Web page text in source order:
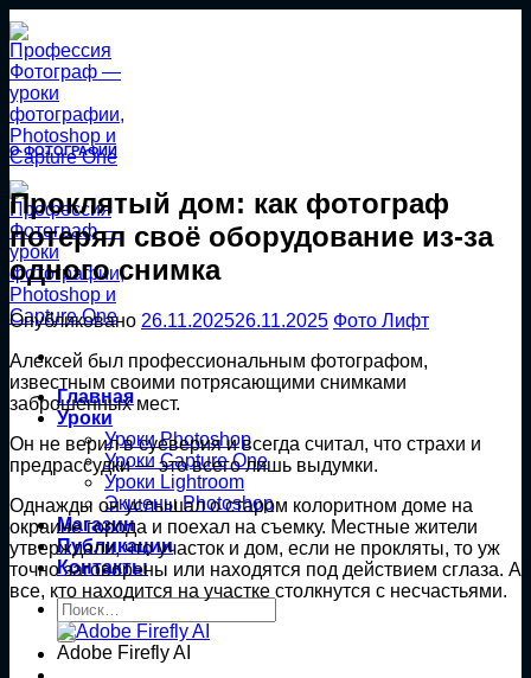
Перейти
к
содержанию
Главная
Уроки
Уроки Photoshop
Уроки Capture One
Уроки Lightroom
Экшены Photoshop
Магазин
Публикации
Контакты
Искать:
О ФОТОГРАФИИ
Проклятый дом: как фотограф
потерял своё оборудование из-за
одного снимка
Опубликовано 26.11.202526.11.2025 Фото Лифт
Алексей был профессиональным фотографом,
известным своими потрясающими снимками
заброшенных мест.
Он не верил в суеверия и всегда считал, что страхи и
предрассудки — это всего лишь выдумки.
Однажды он услышал о старом колоритном доме на
окраине города и поехал на съемку. Местные жители
утверждали, что участок и дом, если не прокляты, то уж
точно заговорены или находятся под действием сглаза. А
все, кто находится на участке столкнутся с несчастьями.
Adobe Firefly AI